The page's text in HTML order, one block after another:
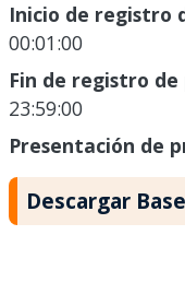
Inicio de registro
00:01:00
Fin de registro
23:59:00
Presentación de
Descargar